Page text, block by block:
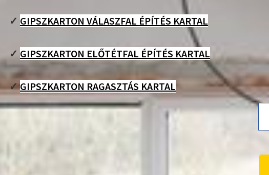
✓ GIPSZKARTON VÁLASZFAL ÉPÍTÉS KARTAL
✓ GIPSZKARTON ELŐTÉTFAL ÉPÍTÉS KARTAL
✓GIPSZKARTON RAGASZTÁS KARTAL